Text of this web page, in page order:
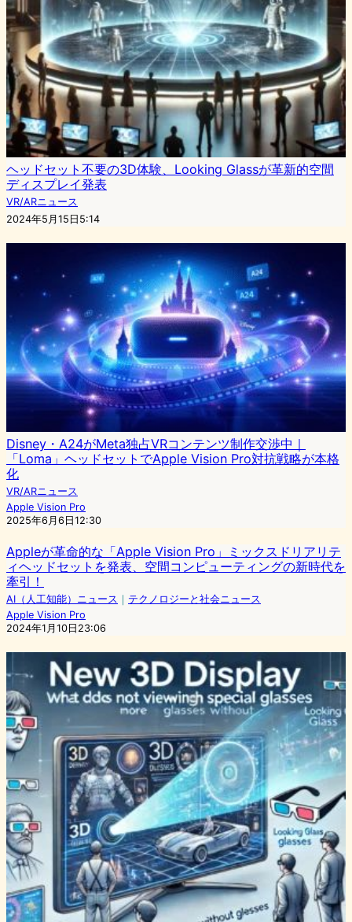
ヘッドセット不要の3D体験、Looking Glassが革新的空間
ディスプレイ発表
VR/ARニュース
2024年5月15日5:14
Disney・A24がMeta独占VRコンテンツ制作交渉中｜
「Loma」ヘッドセットでApple Vision Pro対抗戦略が本格
化
VR/ARニュース
Apple Vision Pro
2025年6月6日12:30
Appleが革命的な「Apple Vision Pro」ミックスドリアリテ
ィヘッドセットを発表、空間コンピューティングの新時代を
牽引！
AI（人工知能）ニュース ｜ テクノロジーと社会ニュース
Apple Vision Pro
2024年1月10日23:06